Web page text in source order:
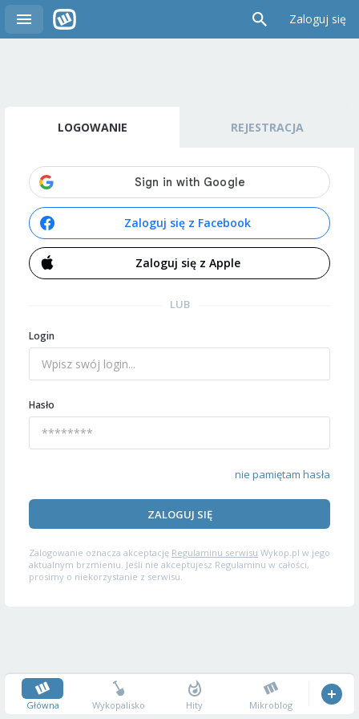
Zaloguj się
LOGOWANIE REJESTRACJA
Zaloguj się z Facebook
Zaloguj się z Apple
LUB
Login
Hasło
nie pamiętam hasła
ZALOGUJ SIĘ
Zalogowanie oznacza akceptację Regulaminu serwisu Wykop.pl w jego
aktualnym brzmieniu. Jeśli nie akceptujesz Regulaminu w całości,
prosimy o niekorzystanie z serwisu.
Główna Wykopalisko Hity Mikroblog